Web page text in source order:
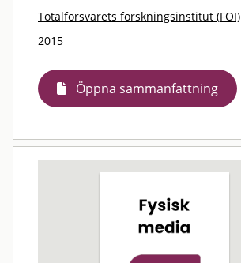
Totalförsvarets forskningsinstitut (FOI)
2015
Öppna sammanfattning